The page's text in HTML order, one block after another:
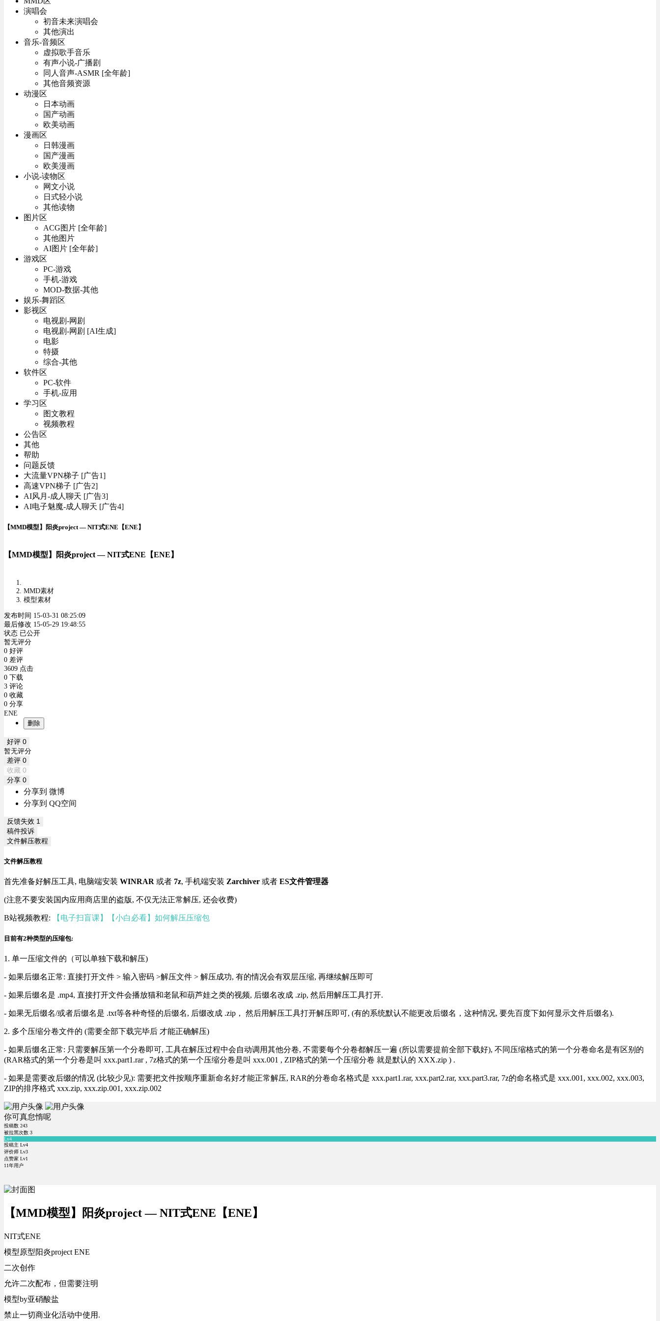
演唱会
初音未来演唱会
其他演出
音乐-音频区
虚拟歌手音乐
有声小说-广播剧
同人音声-ASMR [全年龄]
其他音频资源
动漫区
日本动画
国产动画
欧美动画
漫画区
日韩漫画
国产漫画
欧美漫画
小说-读物区
网文小说
日式轻小说
其他读物
图片区
ACG图片 [全年龄]
其他图片
AI图片 [全年龄]
游戏区
PC-游戏
手机-游戏
MOD-数据-其他
娱乐-舞蹈区
影视区
电视剧-网剧
电视剧-网剧 [AI生成]
电影
特摄
综合-其他
软件区
PC-软件
手机-应用
学习区
图文教程
视频教程
公告区
其他
帮助
问题反馈
大流量VPN梯子 [广告1]
高速VPN梯子 [广告2]
AI风月-成人聊天 [广告3]
AI电子魅魔-成人聊天 [广告4]
【MMD模型】阳炎project — NIT式ENE【ENE】
【MMD模型】阳炎project — NIT式ENE【ENE】
MMD素材
模型素材
发布时间 15-03-31 08:25:09
最后修改 15-05-29 19:48:55
状态 已公开
暂无评分
0 好评
0 差评
3609 点击
0 下载
3 评论
0 收藏
0 分享
ENE
删除
好评 0
暂无评分
差评 0
收藏 0
分享 0
分享到 微博
分享到 QQ空间
反馈失效 1
稿件投诉
文件解压教程
文件解压教程
首先准备好解压工具, 电脑端安装 WINRAR 或者 7z, 手机端安装 Zarchiver 或者 ES文件管理器
(注意不要安装国内应用商店里的盗版, 不仅无法正常解压, 还会收费)
B站视频教程: 【电子扫盲课】【小白必看】如何解压压缩包
目前有2种类型的压缩包:
1. 单一压缩文件的（可以单独下载和解压)
- 如果后缀名正常: 直接打开文件 > 输入密码 >解压文件 > 解压成功, 有的情况会有双层压缩, 再继续解压即可
- 如果后缀名是 .mp4, 直接打开文件会播放猫和老鼠和葫芦娃之类的视频, 后缀名改成 .zip, 然后用解压工具打开.
- 如果无后缀名/或者后缀名是 .txt等各种奇怪的后缀名, 后缀改成 .zip， 然后用解压工具打开解压即可, (有的系统默认不能更改后缀名，这种情况, 要先百度下如何显示文件后缀名).
2. 多个压缩分卷文件的 (需要全部下载完毕后 才能正确解压)
- 如果后缀名正常: 只需要解压第一个分卷即可, 工具在解压过程中会自动调用其他分卷, 不需要每个分卷都解压一遍 (所以需要提前全部下载好), 不同压缩格式的第一个分卷命名是有区别的
(RAR格式的第一个分卷是叫 xxx.part1.rar , 7z格式的第一个压缩分卷是叫 xxx.001 , ZIP格式的第一个压缩分卷 就是默认的 XXX.zip ) .
- 如果是需要改后缀的情况 (比较少见): 需要把文件按顺序重新命名好才能正常解压, RAR的分卷命名格式是 xxx.part1.rar, xxx.part2.rar, xxx.part3.rar, 7z的命名格式是 xxx.001, xxx.002, xxx.003,
ZIP的排序格式 xxx.zip, xxx.zip.001, xxx.zip.002
你可真怠惰呢
投稿数 243
被拉黑次数 3
Lv4
投稿主 Lv4
评价师 Lv3
点赞家 Lv1
11年用户
【MMD模型】阳炎project — NIT式ENE【ENE】
NIT式ENE
模型原型阳炎project ENE
二次创作
允许二次配布，但需要注明
模型by亚硝酸盐
禁止一切商业化活动中使用.